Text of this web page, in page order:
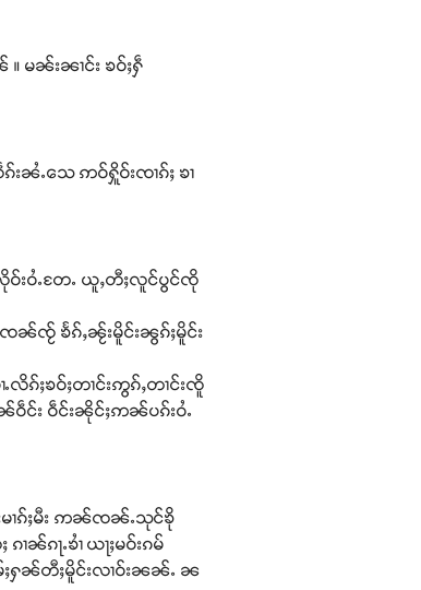
မၼ်းၼၢင်း ၶဝ်ႈႁဵ
းၼႆႉသေ ဢဝ်ႁိူဝ်းၸၢၵ်ႈ ၶၢ
လိုဝ်းဝႆႉတႄႉ ယူႇတီႈလူင်ပွင်ၸို
ၸၼ်ၸႂ် ၶႅၵ်ႇၼႂ်းမိူင်းၼွၵ်ႈမိူင်း
လိၵ်ႈၶဝ်ႈတၢင်းဢွၵ်ႇတၢင်းၸိူ
ၼ်ဝဵင်း ဝဵင်းၼိုင်ႈဢၼ်ပၵ်းဝႆႉ
မၢၵ်ႈမီး ဢၼ်ၸၼ်ႉသုင်ၶို
ၼ်ၵႃႉၶၢႆ ယႃႈမဝ်းၵမ်
ႈႁၼ်တီႈမိူင်းလၢဝ်းၼၼ်ႉ ၼ